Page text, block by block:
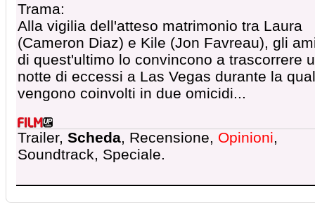
Trama:
Alla vigilia dell'atteso matrimonio tra Laura
(Cameron Diaz) e Kile (Jon Favreau), gli
di quest'ultimo lo convincono a trascorrere
notte di eccessi a Las Vegas durante la
vengono coinvolti in due omicidi...
Trailer, Scheda, Recensione, Opinioni,
Soundtrack, Speciale.